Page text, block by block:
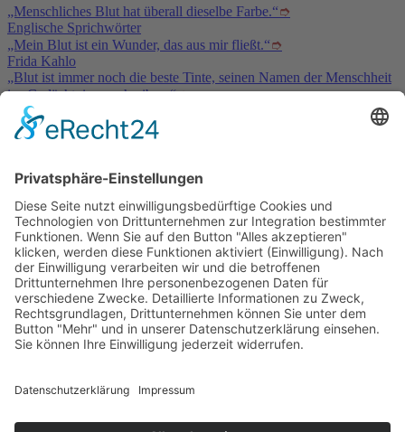
„Menschliches Blut hat überall dieselbe Farbe.“➮
Englische Sprichwörter
„Mein Blut ist ein Wunder, das aus mir fließt.“➮
Frida Kahlo
„Blut ist immer noch die beste Tinte, seinen Namen der Menschheit
ins Gedächtnis zu schreiben.“➮
Edmond und Jules de Goncourt
Service & Kontakt
Welt-der-Zitate.com
Über unsere Zitate Sammlung
Datenschutz
Social Media Police
Impressum
Schöne Sprüche
Beliebte Themen